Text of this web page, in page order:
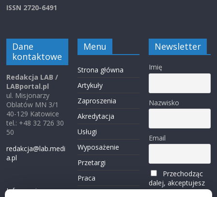
ISSN 2720-6491
Dane
kontaktowe
Redakcja LAB /
LABportal.pl
ul. Misjonarzy
Oblatów MN 3/1
40-129 Katowice
tel.: +48 32 726 30
50
redakcja@lab.medi
a.pl
Informacje o
Menu
Strona główna
Artykuły
Zaproszenia
Akredytacja
Usługi
Wyposażenie
Przetargi
Praca
Newsletter
Imię
Nazwisko
Email
Przechodząc
dalej, akceptujesz
politykę